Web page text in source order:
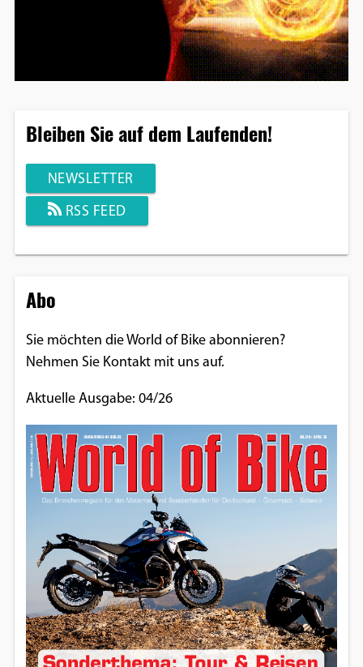
Bleiben Sie auf dem Laufenden!
NEWSLETTER
RSS FEED
Abo
Sie möchten die World of Bike abonnieren?
Nehmen Sie Kontakt mit uns auf.
Aktuelle Ausgabe: 04/26